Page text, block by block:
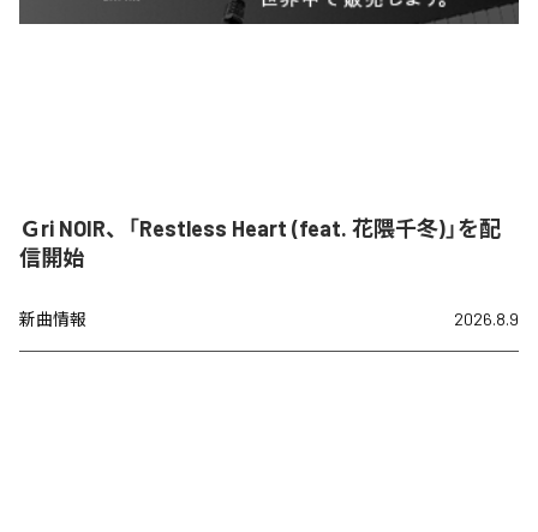
Ｇri NOIR、「Restless Heart (feat. 花隈千冬)」を配
信開始
新曲情報 2026.8.9